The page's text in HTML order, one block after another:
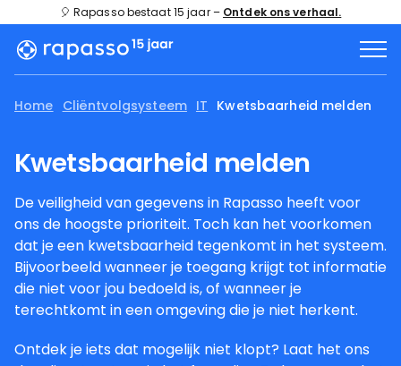
🎈 Rapasso bestaat 15 jaar – Ontdek ons verhaal.
Home Cliëntvolgsysteem IT Kwetsbaarheid melden
Kwetsbaarheid melden
De veiligheid van gegevens in Rapasso heeft voor
ons de hoogste prioriteit. Toch kan het voorkomen
dat je een kwetsbaarheid tegenkomt in het systeem.
Bijvoorbeeld wanneer je toegang krijgt tot informatie
die niet voor jou bedoeld is, of wanneer je
terechtkomt in een omgeving die je niet herkent.
Ontdek je iets dat mogelijk niet klopt? Laat het ons